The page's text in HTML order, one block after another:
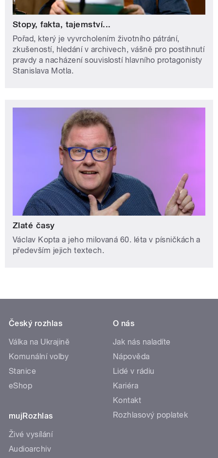
Stopy, fakta, tajemství...
Pořad, který je vyvrcholením životního pátrání,
zkušeností, hledání v archivech, vášně pro postihnutí
pravdy a nacházení souvislostí hlavního protagonisty
Stanislava Motla.
Zlaté časy
Václav Kopta a jeho milovaná 60. léta v písničkách a
především jejich textech.
Český rozhlas
Válka na Ukrajině
Komunální volby
Stanice
eShop
mujRozhlas
Živé vysílání
Audioarchiv
O nás
Jak nás naladíte
Nápověda
Lidé v rádiu
Kariéra
Kontakt
Rozhlasový poplatek